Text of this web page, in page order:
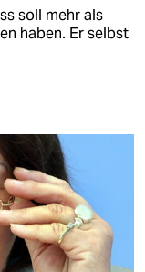
soll mehr als
haben. Er selbst